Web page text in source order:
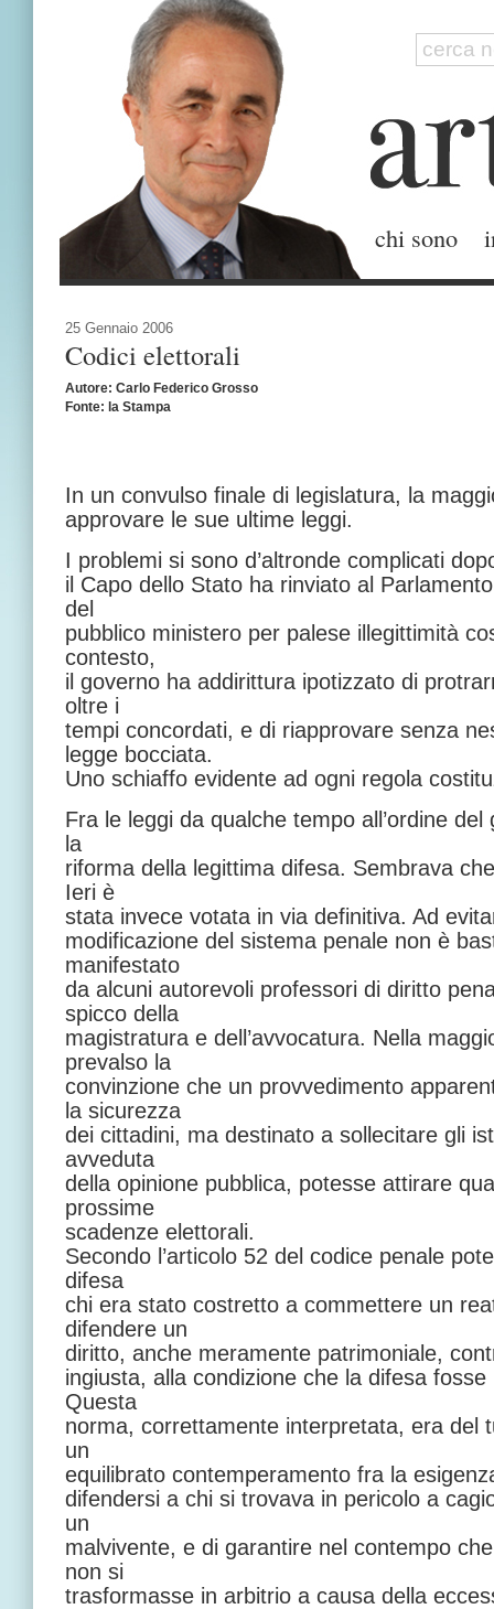
chi sono
25 Gennaio 2006
Codici elettorali
Autore: Carlo Federico Grosso
Fonte: la Stampa
In un convulso finale di legislatura, la
approvare le sue ultime leggi.
I problemi si sono d’altronde complicati
il Capo dello Stato ha rinviato al Parlamento
del
pubblico ministero per palese illegittimità
contesto,
il governo ha addirittura ipotizzato di
oltre i
tempi concordati, e di riapprovare senza
legge bocciata.
Uno schiaffo evidente ad ogni regola
Fra le leggi da qualche tempo all’ordine del
la
riforma della legittima difesa. Sembrava
Ieri è
stata invece votata in via definitiva. Ad
modificazione del sistema penale non è
manifestato
da alcuni autorevoli professori di diritto
spicco della
magistratura e dell’avvocatura. Nella
prevalso la
convinzione che un provvedimento
la sicurezza
dei cittadini, ma destinato a sollecitare gli
avveduta
della opinione pubblica, potesse attirare
prossime
scadenze elettorali.
Secondo l’articolo 52 del codice penale
difesa
chi era stato costretto a commettere un
difendere un
diritto, anche meramente patrimoniale,
ingiusta, alla condizione che la difesa
Questa
norma, correttamente interpretata, era del
un
equilibrato contemperamento fra la
difendersi a chi si trovava in pericolo a
un
malvivente, e di garantire nel contempo
non si
trasformasse in arbitrio a causa della